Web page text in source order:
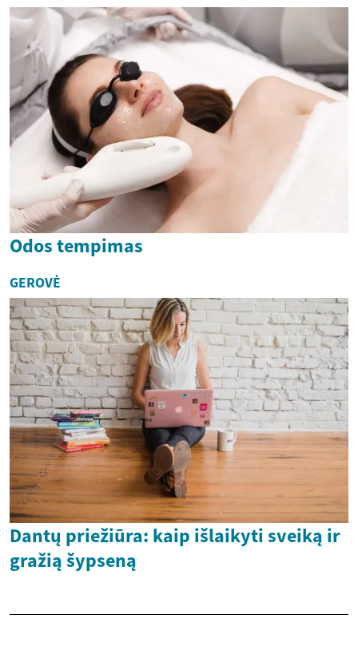
Odos tempimas
GEROVĖ
Dantų priežiūra: kaip išlaikyti sveiką ir
gražią šypseną